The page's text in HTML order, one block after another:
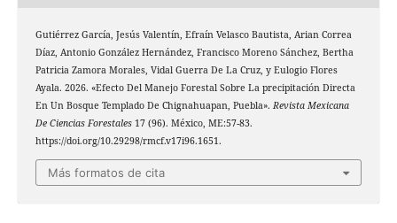
Gutiérrez García, Jesús Valentín, Efraín Velasco Bautista, Arian Correa
Díaz, Antonio González Hernández, Francisco Moreno Sánchez, Bertha
Patricia Zamora Morales, Vidal Guerra De La Cruz, y Eulogio Flores
Ayala. 2026. «Efecto Del Manejo Forestal Sobre La precipitación Directa
En Un Bosque Templado De Chignahuapan, Puebla». Revista Mexicana
De Ciencias Forestales17 (96). México, ME:57-83.
https://doi.org/10.29298/rmcf.v17i96.1651.
Más formatos de cita